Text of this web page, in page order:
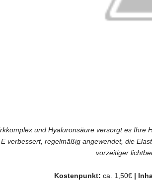
und Hyaluronsäure versorgt es Ihre
verbessert, regelmäßig angewendet, die
vorzeitiger
Kostenpunkt: ca. 1,50€ |